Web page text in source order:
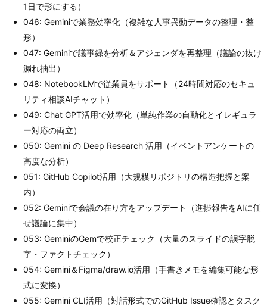
1日で形にする）
046: Geminiで業務効率化（複雑な人事異動データの整理・整
形）
047: Geminiで議事録を分析＆アジェンダを再整理（議論の抜け
漏れ抽出）
048: NotebookLMで従業員をサポート（24時間対応のセキュ
リティ相談AIチャット）
049: Chat GPT活用で効率化（単純作業の自動化とイレギュラ
ー対応の両立）
050: Gemini の Deep Research 活用（イベントアンケートの
高度な分析）
051: GitHub Copilot活用（大規模リポジトリの構造把握と案
内）
052: Geminiで会議の在り方をアップデート（進捗報告をAIに任
せ議論に集中）
053: GeminiのGemで校正チェック（大量のスライドの誤字脱
字・ファクトチェック）
054: Gemini＆Figma/draw.io活用（手書きメモを編集可能な形
式に変換）
055: Gemini CLI活用（対話形式でのGitHub Issue確認とタスク